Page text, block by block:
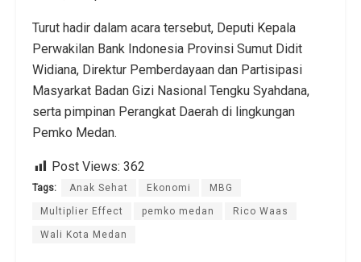
Turut hadir dalam acara tersebut, Deputi Kepala
Perwakilan Bank Indonesia Provinsi Sumut Didit
Widiana, Direktur Pemberdayaan dan Partisipasi
Masyarkat Badan Gizi Nasional Tengku Syahdana,
serta pimpinan Perangkat Daerah di lingkungan
Pemko Medan.
Post Views: 362
Tags: Anak Sehat Ekonomi MBG
Multiplier Effect pemko medan Rico Waas
Wali Kota Medan